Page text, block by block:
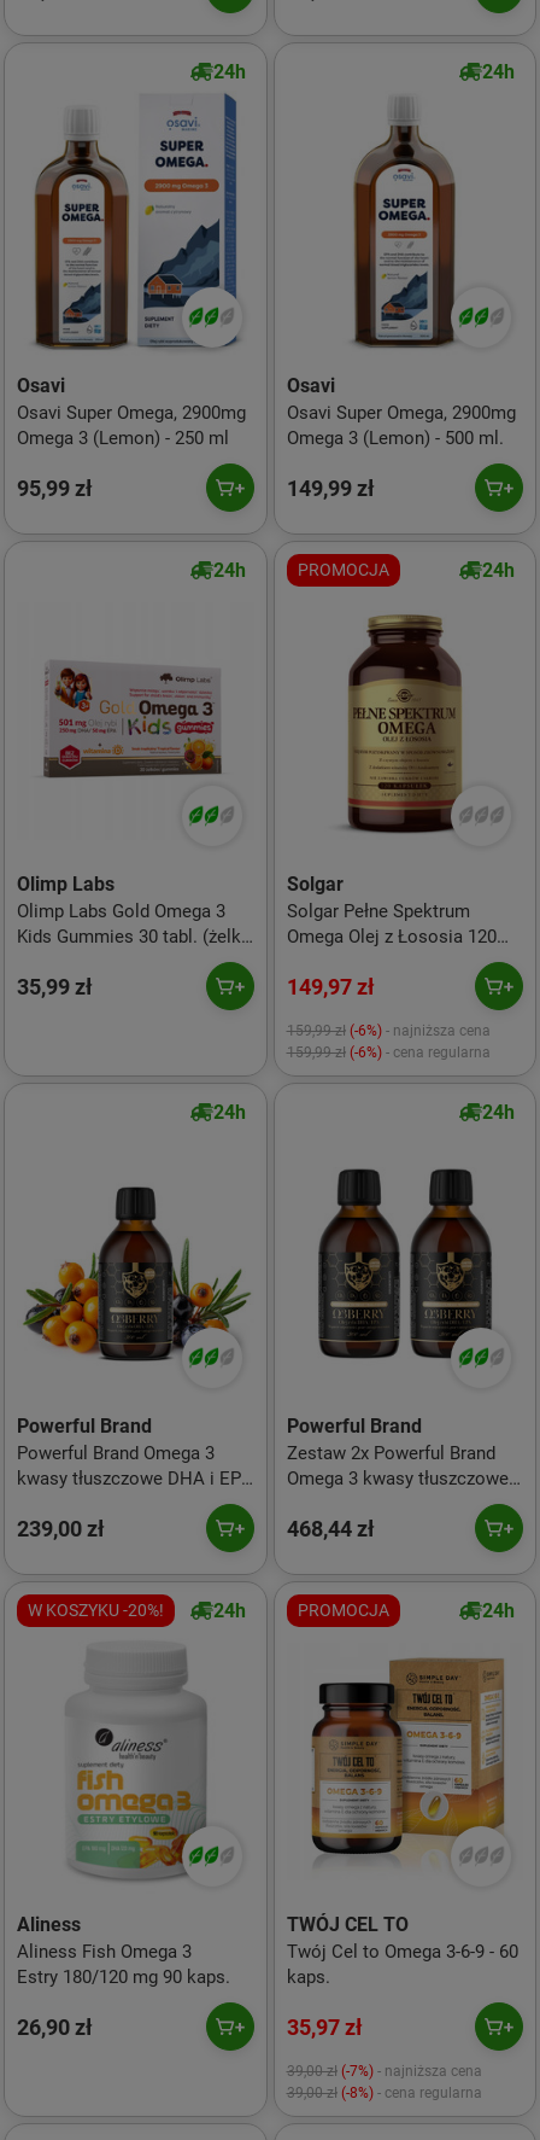
24h
Osavi
Osavi Super Omega, 2900mg
Omega 3 (Lemon) - 250 ml
95,99 zł
24h
Osavi
Osavi Super Omega, 2900mg
Omega 3 (Lemon) - 500 ml.
149,99 zł
24h
Olimp Labs
Olimp Labs Gold Omega 3
Kids Gummies 30 tabl. (żelki)
35,99 zł
PROMOCJA 24h
Solgar
Solgar Pełne Spektrum
Omega Olej z Łososia 120
149,97 zł
159,99 zł (-6%) - najniższa cena
159,99 zł (-6%) - cena regularna
24h
Powerful Brand
Powerful Brand Omega 3
kwasy tłuszczowe DHA i EPA
porzeczka
239,00 zł
24h
Powerful Brand
Zestaw 2x Powerful Brand
Omega 3 kwasy tłuszczowe
czarna porzeczka
468,44 zł
W KOSZYKU -20%! 24h
Aliness
Aliness Fish Omega 3
Estry 180/120 mg 90 kaps.
26,90 zł
PROMOCJA 24h
TWÓJ CEL TO
Twój Cel to Omega 3-6-9 - 60
kaps.
35,97 zł
39,00 zł (-7%) - najniższa cena
39,00 zł (-8%) - cena regularna